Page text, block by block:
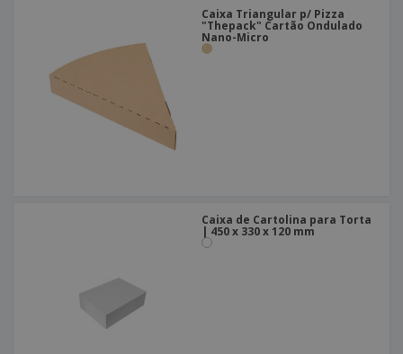
Caixa Triangular p/ Pizza
"Thepack" Cartão Ondulado
Nano-Micro
Caixa de Cartolina para Torta
| 450 x 330 x 120 mm